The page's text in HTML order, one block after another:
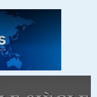
pognon, on cherche
dans des secteurs
sommes dans la
30 ans.
mois alors que nous